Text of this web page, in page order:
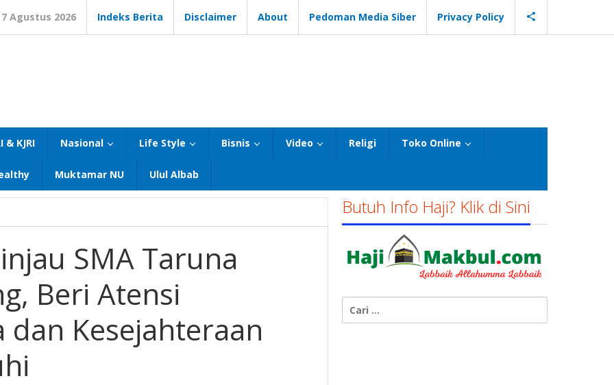
7 Agustus 2026 Indeks Berita Disclaimer About Pedoman Media Siber Privacy Policy
& KJRI Nasional Life Style Bisnis Video Religi Toko Online
Muktamar NU Ulul Albab
SMA Taruna
Beri Atensi
dan Kesejahteraan
Butuh Info Haji? Klik di Sini
untuk: